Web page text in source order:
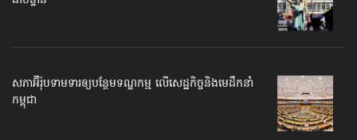
សភាអ៊ឺរ៉ុបទាមទារ​ឲ្យបន្ថែម​ទណ្ឌកម្ម លើសេដ្ឋកិច្ច​និងមេដឹកនាំ
កម្ពុជា